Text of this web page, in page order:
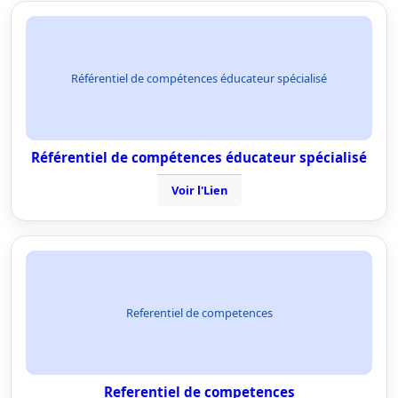
Référentiel de compétences éducateur spécialisé
Référentiel de compétences éducateur spécialisé
Voir l'Lien
Referentiel de competences
Referentiel de competences